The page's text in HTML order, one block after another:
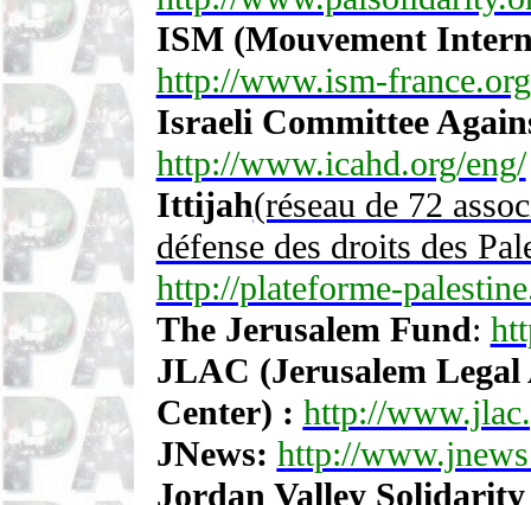
ISM (Mouvement
http://www.ism-
Israeli Committee
http://www.icahd.org/eng/
Ittijah(réseau de 72
défense des droits des
http://plateforme-
The Jerusalem Fund:
JLAC (Jerusalem
Center) : http://
JNews: http://
Jordan Valley Solidarity